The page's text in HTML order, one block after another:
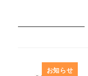
お知らせ